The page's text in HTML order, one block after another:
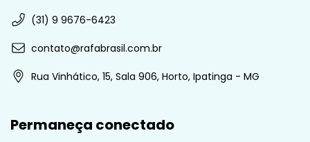
(31) 9 9676-6423
contato@rafabrasil.com.br
Rua Vinhático, 15, Sala 906, Horto, Ipatinga - MG
Permaneça conectado